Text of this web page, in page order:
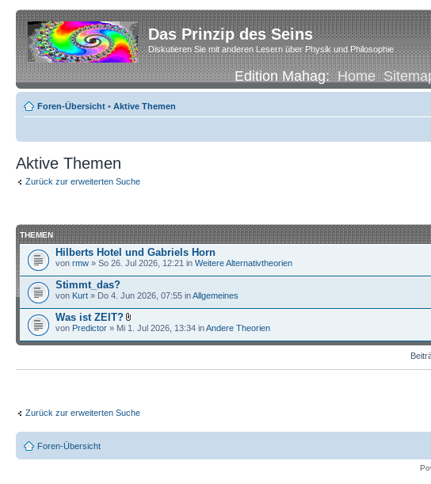
Das Prinzip des Seins
Diskutieren Sie mit anderen Lesern über Physik und Philosophie
Edition Mahag:Home
Foren-Übersicht • Aktive Themen
Aktive Themen
Zurück zur erweiterten Suche
THEMEN
Hilberts Hotel und Gabriels Horn
von rmw » So 26. Jul 2026, 12:21 in Weitere Alternativtheorien
Stimmt_das?
von Kurt » Do 4. Jun 2026, 07:55 inAllgemeines
Was ist ZEIT?
von Predictor » Mi 1. Jul 2026, 13:34 inAndere Theorien
Zurück zur erweiterten Suche
Foren-Übersicht